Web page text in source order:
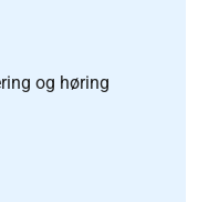
og høring